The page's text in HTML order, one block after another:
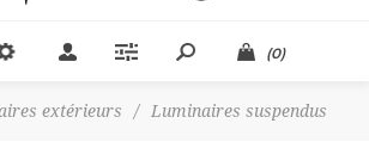
(0)
extérieurs / Luminaires suspendus